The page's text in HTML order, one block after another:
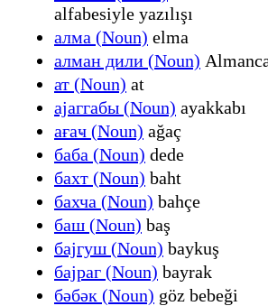
alfabesiyle yazılışı
алма (Noun) elma
алман дили (Noun)
ат (Noun) at
ајаггабы (Noun) ayakkabı
ағаҹ (Noun) ağaç
баба (Noun) dede
бахт (Noun) baht
бахча (Noun) bahçe
баш (Noun) baş
бајгуш (Noun) baykuş
бајраг (Noun) bayrak
бәбәк (Noun) göz bebeği